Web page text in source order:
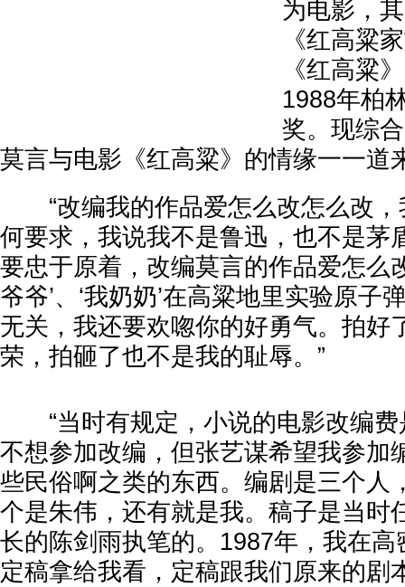
为电影，
《红高粱
《红高粱
1988年柏
奖。现综
莫言与电影《红高粱》的情缘一一道
“改编我的作品爱怎么改怎么改，
何要求，我说我不是鲁迅，也不是茅
要忠于原着，改编莫言的作品爱怎么
爷爷’、‘我奶奶’在高粱地里实验原子
无关，我还要欢唿你的好勇气。拍好
荣，拍砸了也不是我的耻辱。”
“当时有规定，小说的电影改编费
不想参加改编，但张艺谋希望我参加
些民俗啊之类的东西。编剧是三个人
个是朱伟，还有就是我。稿子是当时
长的陈剑雨执笔的。1987年，我在
定稿拿给我看，定稿跟我们原来的剧